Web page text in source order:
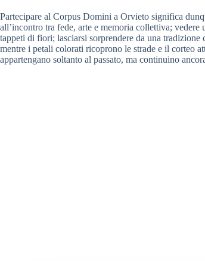
Partecipare al Corpus Domini a Orvieto significa
all’incontro tra fede, arte e memoria collettiva;
tappeti di fiori; lasciarsi sorprendere da una
mentre i petali colorati ricoprono le strade e il corteo
appartengano soltanto al passato, ma continuino